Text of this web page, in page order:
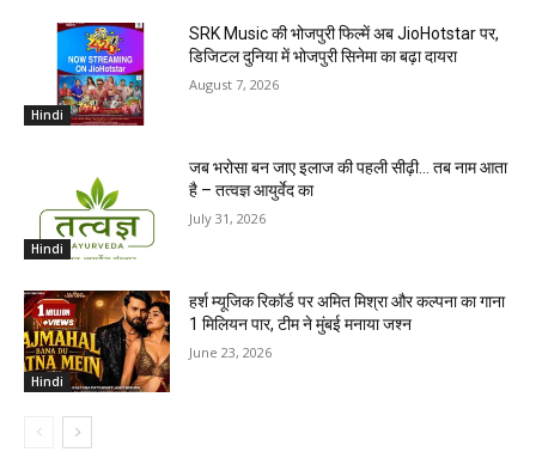
Hindi
SRK Music की भोजपुरी फिल्में अब JioHotstar पर,
डिजिटल दुनिया में भोजपुरी सिनेमा का बढ़ा दायरा
August 7, 2026
Hindi
जब भरोसा बन जाए इलाज की पहली सीढ़ी… तब नाम आता
है – तत्वज्ञ आयुर्वेद का
July 31, 2026
Hindi
हर्श म्यूजिक रिकॉर्ड पर अमित मिश्रा और कल्पना का गाना
1 मिलियन पार, टीम ने मुंबई मनाया जश्न
June 23, 2026